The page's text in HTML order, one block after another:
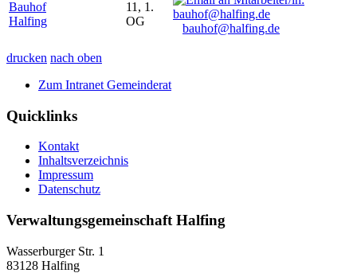
Bauhof
Halfing
11, 1.
OG
bauhof@halfing.de
drucken nach oben
Zum Intranet Gemeinderat
Quicklinks
Kontakt
Inhaltsverzeichnis
Impressum
Datenschutz
Verwaltungsgemeinschaft Halfing
Wasserburger Str. 1
83128 Halfing